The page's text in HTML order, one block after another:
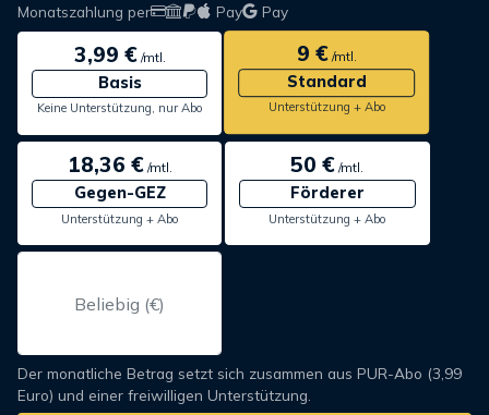
Monatszahlung per Pay Pay
3,99 €/mtl.
Basis
Keine Unterstützung, nur Abo
9 €/mtl.
Standard
Unterstützung + Abo
18,36 €/mtl.
Gegen-GEZ
Unterstützung + Abo
50 € /mtl.
Förderer
Unterstützung + Abo
Der monatliche Betrag setzt sich zusammen aus PUR-Abo (3,99
Euro) und einer freiwilligen Unterstützung.